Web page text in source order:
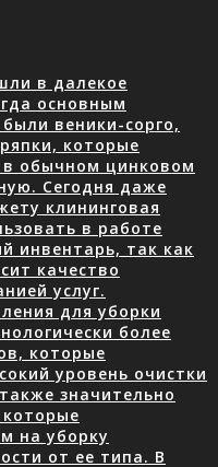
в далекое
основным
веники-сорго,
которые
в обычном цинковом
Сегодня даже
клининговая
в работе
инвентарь, так как
качество
услуг.
для уборки
более
которые
уровень очистки
значительно
на уборку
от ее типа. В